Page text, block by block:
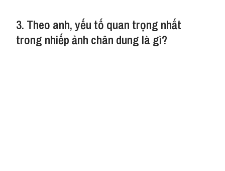
3. Theo anh, yếu tố quan trọng nhất
trong nhiếp ảnh chân dung là gì?